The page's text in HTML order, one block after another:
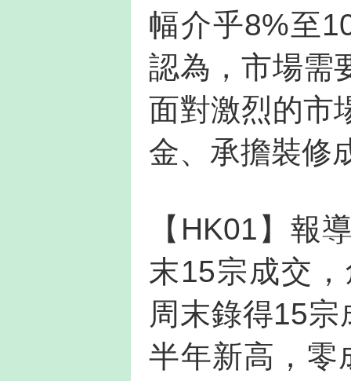
幅介乎8%至
認為，市場需
面對激烈的市
金、承擔裝修
【HK01】報
末15宗成交
周末錄得15
半年新高，零